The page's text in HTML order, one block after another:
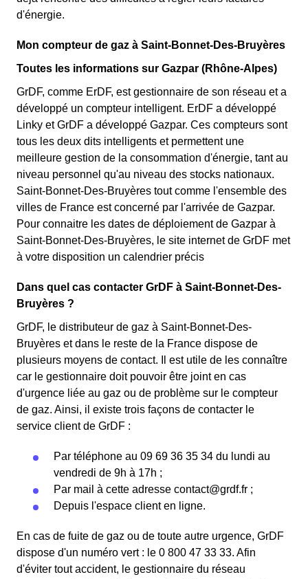
d'énergie.
Mon compteur de gaz à Saint-Bonnet-Des-Bruyères
Toutes les informations sur Gazpar (Rhône-Alpes)
GrDF, comme ErDF, est gestionnaire de son réseau et a
développé un compteur intelligent. ErDF a développé
Linky et GrDF a développé Gazpar. Ces compteurs sont
tous les deux dits intelligents et permettent une
meilleure gestion de la consommation d'énergie, tant au
niveau personnel qu'au niveau des stocks nationaux.
Saint-Bonnet-Des-Bruyères tout comme l'ensemble des
villes de France est concerné par l'arrivée de Gazpar.
Pour connaitre les dates de déploiement de Gazpar à
Saint-Bonnet-Des-Bruyères, le site internet de GrDF met
à votre disposition un calendrier précis
Dans quel cas contacter GrDF à Saint-Bonnet-Des-
Bruyères ?
GrDF, le distributeur de gaz à Saint-Bonnet-Des-
Bruyères et dans le reste de la France dispose de
plusieurs moyens de contact. Il est utile de les connaître
car le gestionnaire doit pouvoir être joint en cas
d'urgence liée au gaz ou de problème sur le compteur
de gaz. Ainsi, il existe trois façons de contacter le
service client de GrDF :
Par téléphone au 09 69 36 35 34 du lundi au
vendredi de 9h à 17h ;
Par mail à cette adresse contact@grdf.fr ;
Depuis l'espace client en ligne.
En cas de fuite de gaz ou de toute autre urgence, GrDF
dispose d'un numéro vert : le 0 800 47 33 33. Afin
d'éviter tout accident, le gestionnaire du réseau